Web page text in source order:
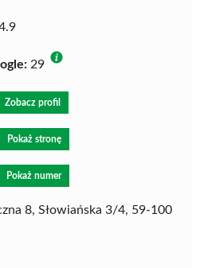
29
Zobacz profil
Pokaż stronę
Pokaż numer
8, Słowiańska 3/4, 59-100